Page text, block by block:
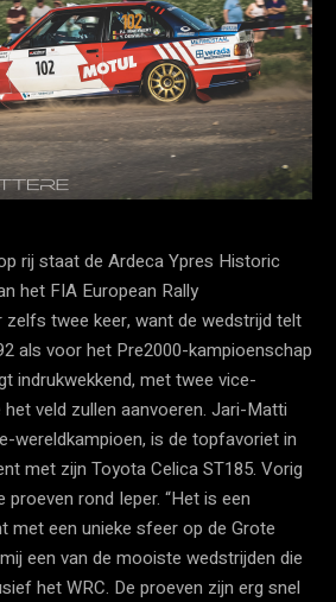
rij staat de Ardeca Ypres Historic
het FIA European Rally
zelfs twee keer, want de wedstrijd telt
als voor het Pre2000-kampioenschap
indrukwekkend, met twee vice-
veld zullen aanvoeren. Jari-Matti
wereldkampioen, is de topfavoriet in
met zijn Toyota Celica ST185. Vorig
rond Ieper. “Het is een
met een unieke sfeer op de Grote
een van de mooiste wedstrijden die
het WRC. De proeven zijn erg snel